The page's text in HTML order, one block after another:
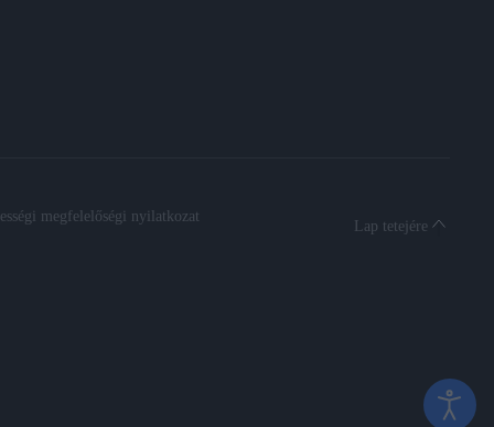
megfelelőségi nyilatkozat
Lap tetejére